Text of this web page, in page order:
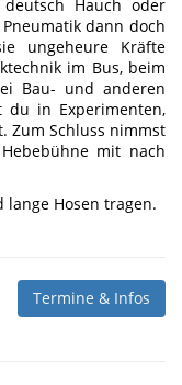
Hauch oder
dann doch
ungeheure Kräfte
im Bus, beim
Bau- und anderen
du in Experimenten,
Zum Schluss nimmst
mit nach
lange Hosen tragen.
Termine & Infos